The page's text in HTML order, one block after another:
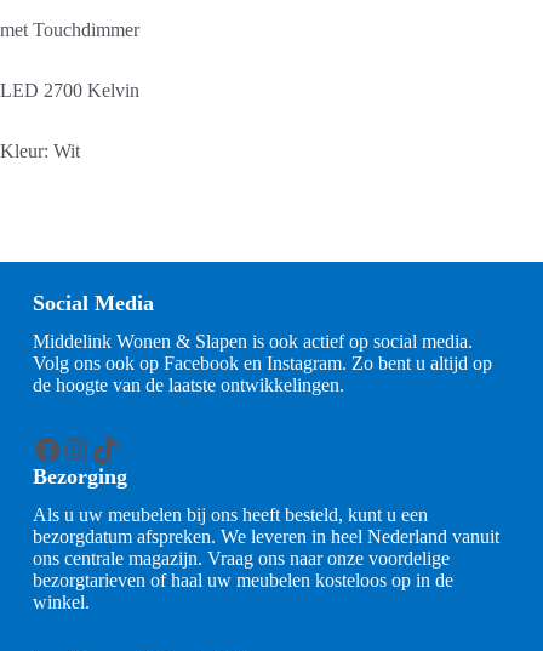
met Touchdimmer
LED 2700 Kelvin
Kleur: Wit
Social Media
Middelink Wonen & Slapen is ook actief op social media.
Volg ons ook op Facebook en Instagram. Zo bent u altijd op
de hoogte van de laatste ontwikkelingen.
Facebook
Instagram
TikTok
Bezorging
Als u uw meubelen bij ons heeft besteld, kunt u een
bezorgdatum afspreken. We leveren in heel Nederland vanuit
ons centrale magazijn. Vraag ons naar onze voordelige
bezorgtarieven of haal uw meubelen kosteloos op in de
winkel.